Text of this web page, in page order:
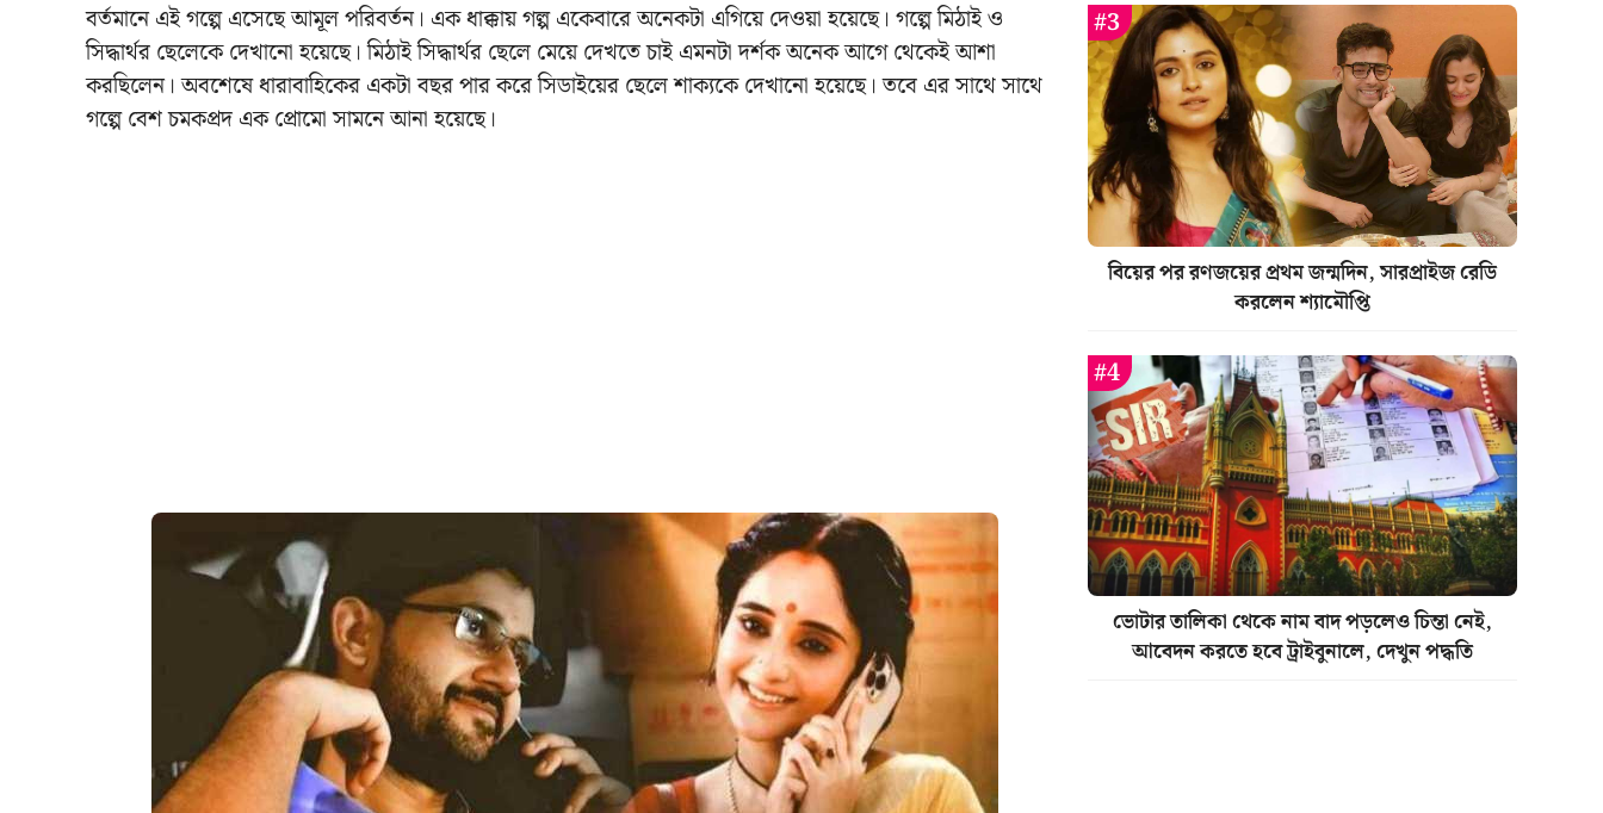
বর্তমানে এই গল্পে এসেছে আমূল পরিবর্তন। এক ধাক্কায় গল্প একেবারে অনেকটা এগিয়ে দেওয়া হয়েছে। গল্পে মিঠাই ও
সিদ্ধার্থর ছেলেকে দেখানো হয়েছে। মিঠাই সিদ্ধার্থর ছেলে মেয়ে দেখতে চাই এমনটা দর্শক অনেক আগে থেকেই আশা
করছিলেন। অবশেষে ধারাবাহিকের একটা বছর পার করে সিডাইয়ের ছেলে শাক্যকে দেখানো হয়েছে। তবে এর সাথে সাথে
গল্পে বেশ চমকপ্রদ এক প্রোমো সামনে আনা হয়েছে।
বিয়ের পর রণজয়ের প্রথম জন্মদিন, সারপ্রাইজ রেডি
করলেন শ্যামৌপ্তি
ভোটার তালিকা থেকে নাম বাদ পড়লেও চিন্তা নেই,
আবেদন করতে হবে ট্রাইবুনালে, দেখুন পদ্ধতি